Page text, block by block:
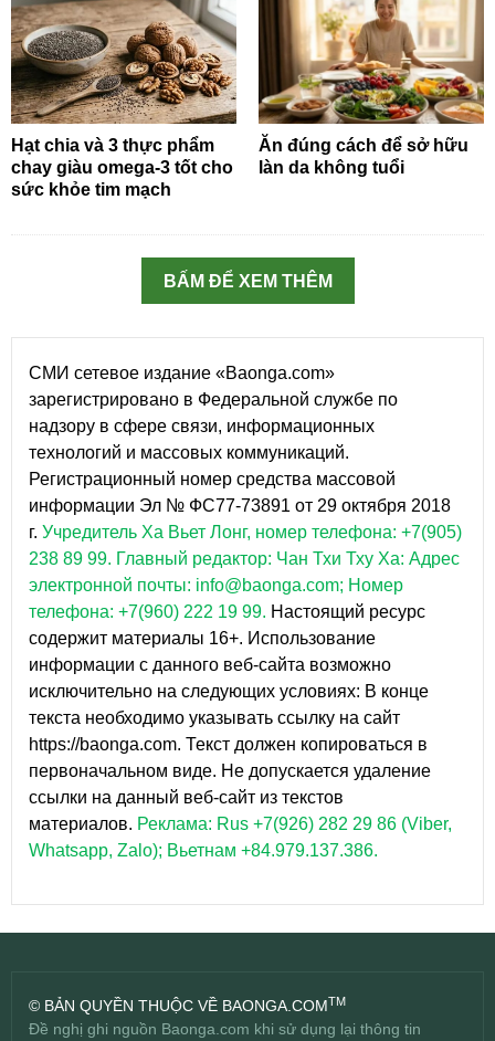
Hạt chia và 3 thực phẩm
chay giàu omega-3 tốt cho
sức khỏe tim mạch
Ăn đúng cách để sở hữu
làn da không tuổi
BẤM ĐỂ XEM THÊM
СМИ сетевое издание «Baonga.com»
зарегистрировано в Федеральной службе по
надзору в сфере связи, информационных
технологий и массовых коммуникаций.
Регистрационный номер средства массовой
информации Эл № ФС77-73891 от 29 октября 2018
г. Учредитель Ха Вьет Лонг, номер телефона: +7(905)
238 89 99. Главный редактор: Чан Тхи Тху Ха: Адрес
электронной почты: info@baonga.com; Номер
телефона: +7(960) 222 19 99. Настоящий ресурс
содержит материалы 16+. Использование
информации с данного веб-сайта возможно
исключительно на следующих условиях: В конце
текста необходимо указывать ссылку на сайт
https://baonga.com. Текст должен копироваться в
первоначальном виде. Не допускается удаление
ссылки на данный веб-сайт из текстов
материалов. Реклама: Rus +7(926) 282 29 86 (Viber,
Whatsapp, Zalo); Вьетнам +84.979.137.386.
© BẢN QUYỀN THUỘC VỀ BAONGA.COMTM
Đề nghị ghi nguồn Baonga.com khi sử dụng lại thông tin